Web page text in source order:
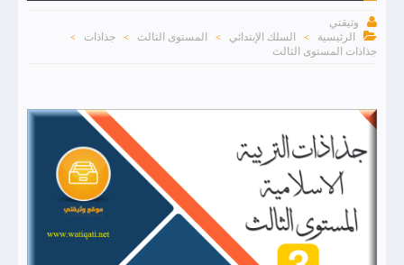

وثيقتي

الرئيسية > السلك الإبتدائي > المستوى الثالث > جذاذات >
جذاذات المستوى الثالث